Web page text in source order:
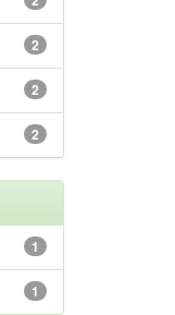
2
2
2
1
1